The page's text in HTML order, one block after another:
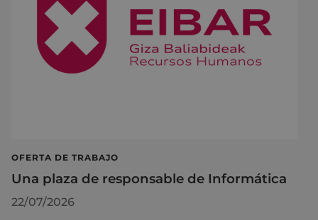
OFERTA DE TRABAJO
Una plaza de responsable de Informática
22/07/2026